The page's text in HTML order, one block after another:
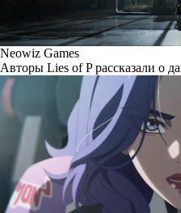
Neowiz Games
Авторы Lies of P рассказали о